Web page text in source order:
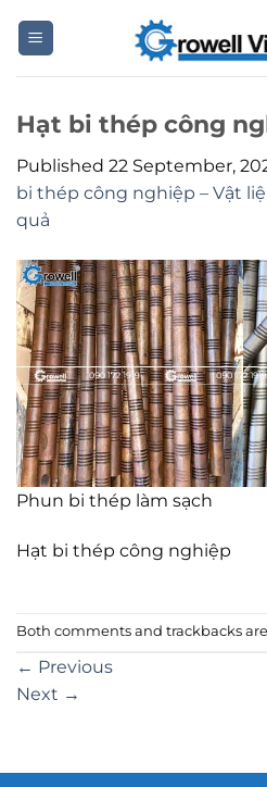
Hạt bi thép công
Published 22 September,
bi thép công nghiệp – Vật
quả
Phun bi thép làm sạch
Hạt bi thép công nghiệp
Both comments and trackbacks
← Previous
Next →